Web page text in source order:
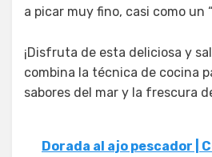
a picar muy fino, casi como un
¡Disfruta de esta deliciosa y
combina la técnica de cocina
sabores del mar y la frescura
Dorada al ajo pescador |